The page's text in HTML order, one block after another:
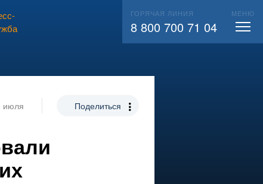
104 ВЫЗВАТЬ СЛЕСАРЯ
ГОРЯЧАЯ ЛИНИЯ
8 800 700 71 04
МЕНЮ
июля Поделиться